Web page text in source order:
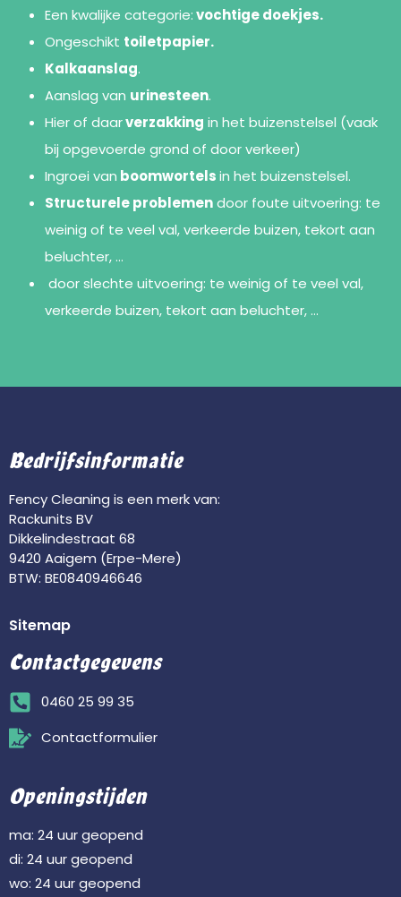
Een kwalijke categorie:vochtige doekjes.
Ongeschikt toiletpapier.
Kalkaanslag.
Aanslag van urinesteen.
Hier of daarverzakking in het buizenstelsel (vaak
bij opgevoerde grond of door verkeer)
Ingroei van boomwortelsin het buizenstelsel.
Structurele problemendoor foute uitvoering: te
weinig of te veel val, verkeerde buizen, tekort aan
beluchter, …
door slechte uitvoering: te weinig of te veel val,
verkeerde buizen, tekort aan beluchter, …
Bedrijfsinformatie
Fency Cleaning is een merk van:
Rackunits BV
Dikkelindestraat 68
9420 Aaigem (Erpe-Mere)
BTW: BE0840946646
Sitemap
Contactgegevens
0460 25 99 35
Contactformulier
Openingstijden
ma: 24 uur geopend
di: 24 uur geopend
wo: 24 uur geopend